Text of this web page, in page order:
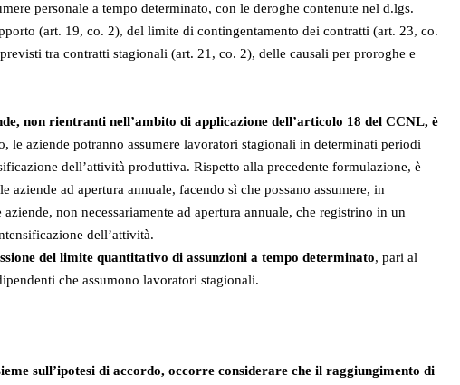
personale a tempo determinato, con le deroghe contenute nel d.lgs.
(art. 19, co. 2), del limite di contingentamento dei contratti (art. 23, co.
tra contratti stagionali (art. 21, co. 2), delle causali per proroghe e
non rientranti nell’ambito di applicazione dell’articolo 18 del CCNL, è
le aziende potranno assumere lavoratori stagionali in determinati periodi
dell’attività produttiva. Rispetto alla precedente formulazione, è
aziende ad apertura annuale, facendo sì che possano assumere, in
non necessariamente ad apertura annuale, che registrino in un
dell’attività.
del limite quantitativo di assunzioni a tempo determinato, pari al
che assumono lavoratori stagionali.
sull’ipotesi di accordo, occorre considerare che il raggiungimento di